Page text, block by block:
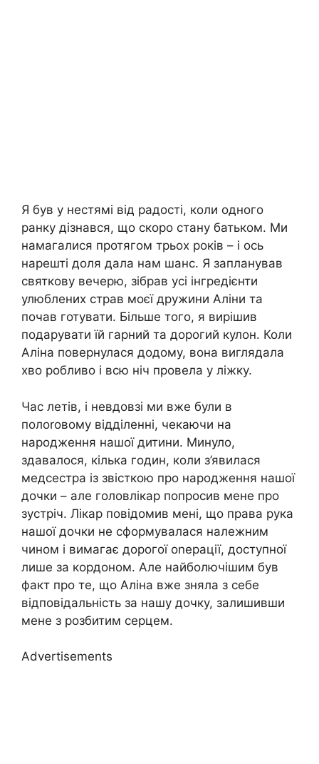
Я був у нестямі від радості, коли одного
ранку дізнався, що скоро стану батьком. Ми
намагалися протягом трьох років – і ось
нарешті доля дала нам шанс. Я запланував
святкову вечерю, зібрав усі інгредієнти
улюблених страв моєї дружини Аліни та
почав готувати. Більше того, я вирішив
подарувати їй гарний та дорогий кулон. Коли
Аліна повернулася додому, вона виглядала
хво робливо і всю ніч провела у ліжку.
Час летів, і невдовзі ми вже були в
полоrовому відділенні, чекаючи на
народження нашої дитини. Минуло,
здавалося, кілька годин, коли з’явилася
медсестра із звісткою про народження нашої
дочки – але головлікар попросив мене про
зустріч. Лікар повідомив мені, що права рука
нашої дочки не сформувалася належним
чином і вимагає дорогої оnерації, доступної
лише за кордоном. Але найболючішим був
факт про те, що Аліна вже зняла з себе
відповідальність за нашу дочку, залишивши
мене з розбитим серцем.
Advertisements